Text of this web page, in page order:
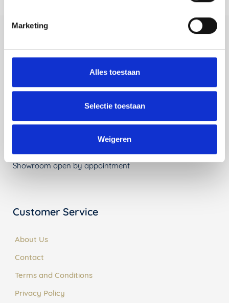
Marketing
Alles toestaan
Selectie toestaan
Weigeren
Contact Information
25 Afrikalaan, 5232 BD Den Bosch
Showroom open by appointment
Customer Service
About Us
Contact
Terms and Conditions
Privacy Policy